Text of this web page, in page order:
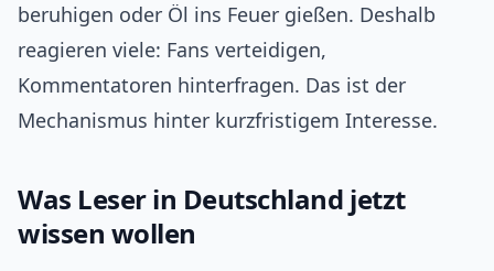
beruhigen oder Öl ins Feuer gießen. Deshalb
reagieren viele: Fans verteidigen,
Kommentatoren hinterfragen. Das ist der
Mechanismus hinter kurzfristigem Interesse.
Was Leser in Deutschland jetzt
wissen wollen